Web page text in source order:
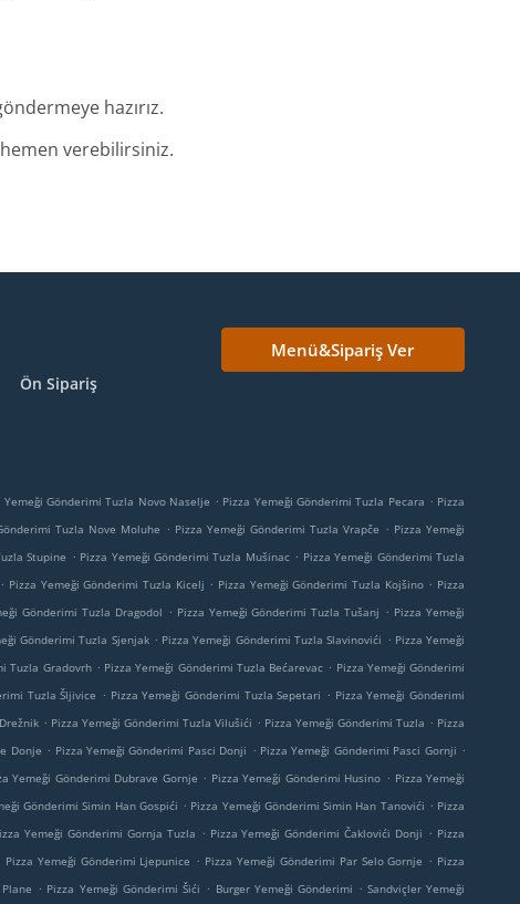
hazırız.
verebilirsiniz.
Ön Sipariş
Menü&Sipariş Ver
Yemeği Gönderimi Tuzla Novo Naselje . Pizza Yemeği Gönderimi Tuzla Pecara . Pizza
Tuzla Nove Moluhe . Pizza Yemeği Gönderimi Tuzla Vrapče . Pizza Yemeği
Stupine . Pizza Yemeği Gönderimi Tuzla Mušinac . Pizza Yemeği Gönderimi Tuzla
. Pizza Yemeği Gönderimi Tuzla Kicelj . Pizza Yemeği Gönderimi Tuzla Kojšino . Pizza
Gönderimi Tuzla Dragodol . Pizza Yemeği Gönderimi Tuzla Tušanj . Pizza Yemeği
Gönderimi Tuzla Sjenjak . Pizza Yemeği Gönderimi Tuzla Slavinovići . Pizza Yemeği
Tuzla Gradovrh . Pizza Yemeği Gönderimi Tuzla Bećarevac . Pizza Yemeği Gönderimi
Tuzla Šljivice . Pizza Yemeği Gönderimi Tuzla Sepetari . Pizza Yemeği Gönderimi
. Pizza Yemeği Gönderimi Tuzla Vilušići . Pizza Yemeği Gönderimi Tuzla . Pizza
Donje . Pizza Yemeği Gönderimi Pasci Donji . Pizza Yemeği Gönderimi Pasci Gornji .
Yemeği Gönderimi Dubrave Gornje . Pizza Yemeği Gönderimi Husino . Pizza Yemeği
Gönderimi Simin Han Gospići . Pizza Yemeği Gönderimi Simin Han Tanovići . Pizza
Yemeği Gönderimi Gornja Tuzla . Pizza Yemeği Gönderimi Čaklovići Donji . Pizza
Pizza Yemeği Gönderimi Ljepunice . Pizza Yemeği Gönderimi Par Selo Gornje . Pizza
. Pizza Yemeği Gönderimi Šići . Burger Yemeği Gönderimi . Sandviçler Yemeği